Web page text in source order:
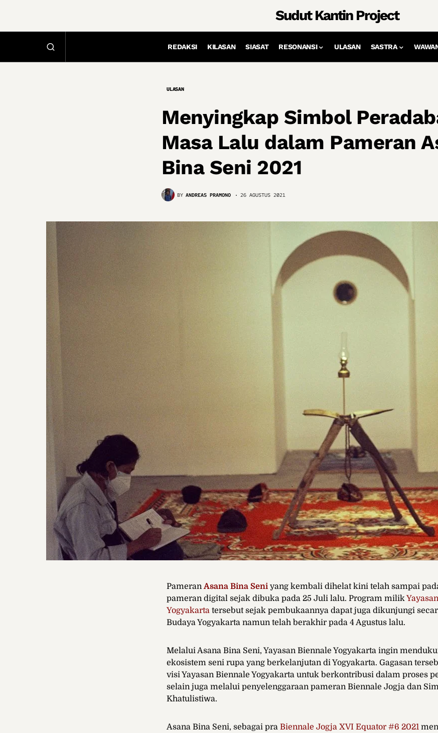
Sudut Kantin Project
REDAKSI KILASAN SIASAT RESONANSI ULASAN SASTRA
ULASAN
Menyingkap Simbol
Masa Lalu dalam Pameran
Bina Seni 2021
BY ANDREAS PRAMONO 26 AGUSTUS 2021
PameranAsana Bina Seni yang kembali dihelat kini telah sampai
pameran digital sejak dibuka pada 25 Juli lalu. Program milik
Yogyakarta tersebut sejak pembukaannya dapat juga dikunjungi
Budaya Yogyakarta namun telah berakhir pada 4 Agustus lalu.
Melalui Asana Bina Seni, Yayasan Biennale Yogyakarta ingin
ekosistem seni rupa yang berkelanjutan di Yogyakarta. Gagasan
visi Yayasan Biennale Yogyakarta untuk berkontribusi dalam proses
selain juga melalui penyelenggaraan pameran Biennale Jogja dan
Khatulistiwa.
Asana Bina Seni, sebagai pra Biennale Jogja XVI Equator #6 2021